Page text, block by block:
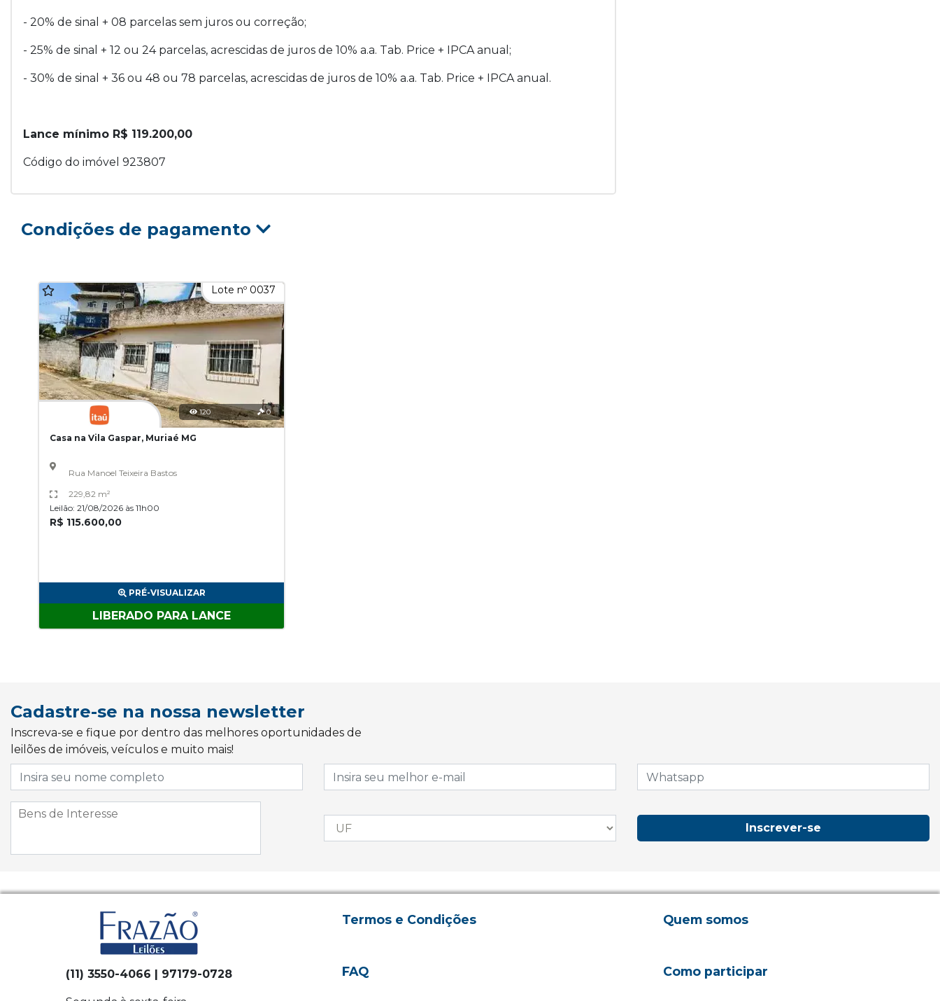
- 20% de sinal + 08 parcelas sem juros ou correção;
- 25% de sinal + 12 ou 24 parcelas, acrescidas de juros de 10% a.a. Tab. Price + IPCA anual;
- 30% de sinal + 36 ou 48 ou 78 parcelas, acrescidas de juros de 10% a.a. Tab. Price + IPCA anual.
Lance mínimo R$ 119.200,00
Código do imóvel 923807
Condições de pagamento
Lote nº 0037
120 0
Casa na Vila Gaspar, Muriaé MG
Rua Manoel Teixeira Bastos
229,82 m²
Leilão: 21/08/2026 às 11h00
R$ 115.600,00
PRÉ-VISUALIZAR
LIBERADO PARA LANCE
Cadastre-se na nossa newsletter
Inscreva-se e fique por dentro das melhores oportunidades de
leilões de imóveis, veículos e muito mais!
Inscrever-se
(11) 3550-4066 | 97179-0728
Termos e Condições
FAQ
Quem somos
Como participar